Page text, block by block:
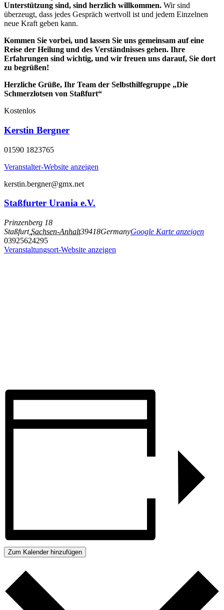
Unterstützung sind, sind herzlich willkommen. Wir sind
überzeugt, dass jedes Gespräch wertvoll ist und jedem Einzelnen
neue Kraft geben kann.
Kommen Sie vorbei, und lassen Sie uns gemeinsam auf eine
Reise der Heilung und des Verständnisses gehen. Ihre
Erfahrungen sind wichtig, und wir freuen uns darauf, Sie dort
zu begrüßen!
Herzliche Grüße, Ihr Team der Selbsthilfegruppe „Die
Schmerzlotsen von Staßfurt“
Kostenlos
Kerstin Bergner
01590 1823765
Veranstalter-Website anzeigen
kerstin.bergner@gmx.net
Staßfurter Urania e.V.
Prinzenberg 18
Staßfurt,Sachsen-Anhalt39418GermanyGoogle Karte anzeigen
03925624295
Veranstaltungsort-Website anzeigen
Zum Kalender hinzufügen